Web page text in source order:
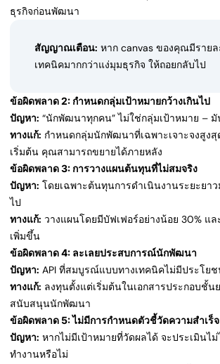
ธุรกิจก่อนพัฒนา
สัญญาณเตือน: หาก canvas ของคุณมีรายล
เทคนิคมากกว่าแง่มุมธุรกิจ ให้ถอยกลับไป
ข้อผิดพลาด 2: กำหนดกลุ่มเป้าหมายกว้างเกินไป
ปัญหา: “นักพัฒนาทุกคน” ไม่ใช่กลุ่มเป้าหมาย –
ทางแก้: กำหนดกลุ่มนักพัฒนาที่เฉพาะเจาะจงสูง
เริ่มต้น คุณสามารถขยายได้ภายหลัง
ข้อผิดพลาด 3: การวางแผนต้นทุนที่ไม่สมจริง
ปัญหา: โดยเฉพาะต้นทุนการดำเนินงานระยะยา
ไป
ทางแก้: วางแผนโดยมีบัฟเฟอร์อย่างน้อย 30% แ
เพิ่มขึ้น
ข้อผิดพลาด 4: ละเลยประสบการณ์นักพัฒนา
ปัญหา: API ที่สมบูรณ์แบบทางเทคนิคไม่มีประโย
ทางแก้: ลงทุนตั้งแต่เริ่มต้นในเอกสารประกอบชั้น
สนับสนุนนักพัฒนา
ข้อผิดพลาด 5: ไม่มีการกำหนดตัวชี้วัดความสำเร็จ
ปัญหา: หากไม่มีเป้าหมายที่วัดผลได้ จะประเมินไ
ทำงานหรือไม่